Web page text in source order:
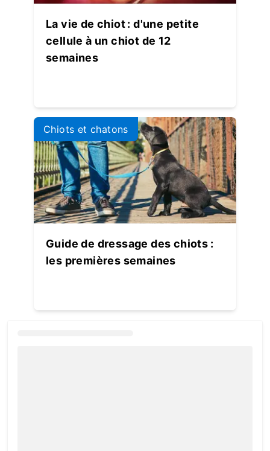
La vie de chiot : d'une petite
cellule à un chiot de 12
semaines
Chiots et chatons
Guide de dressage des chiots :
les premières semaines